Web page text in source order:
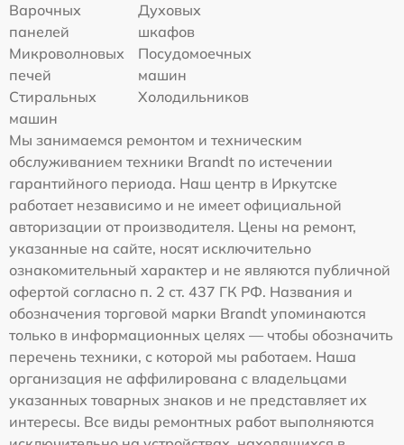
Варочных
панелей
Духовых
шкафов
Микроволновых
печей
Посудомоечных
машин
Стиральных
машин
Холодильников
Мы занимаемся ремонтом и техническим
обслуживанием техники Brandt по истечении
гарантийного периода. Наш центр в Иркутске
работает независимо и не имеет официальной
авторизации от производителя. Цены на ремонт,
указанные на сайте, носят исключительно
ознакомительный характер и не являются публичной
офертой согласно п. 2 ст. 437 ГК РФ. Названия и
обозначения торговой марки Brandt упоминаются
только в информационных целях — чтобы обозначить
перечень техники, с которой мы работаем. Наша
организация не аффилирована с владельцами
указанных товарных знаков и не представляет их
интересы. Все виды ремонтных работ выполняются